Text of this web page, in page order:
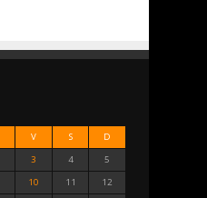
V S D
3 4
5
10 11
12